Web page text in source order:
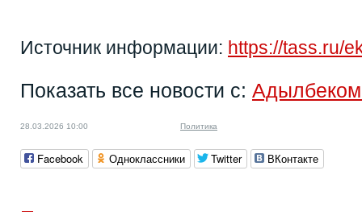
Источник информации: https://tass.ru/
Показать все новости с:
28.03.2026 10:00 Политика
Facebook Одноклассники Twitter ВКонтакте